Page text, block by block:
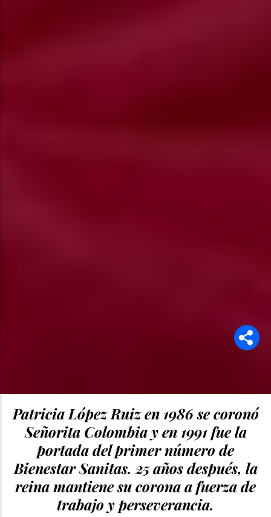
Patricia López Ruiz en 1986 se coronó
Señorita Colombia y en 1991 fue la
portada del primer número de
Bienestar Sanitas. 25 años después, la
reina mantiene su corona a fuerza de
trabajo y perseverancia.